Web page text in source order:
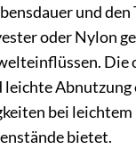
und
oder Nylon
Die
bei
bietet.